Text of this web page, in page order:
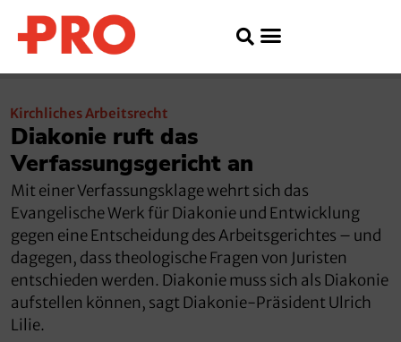
Kirchliches Arbeitsrecht
Diakonie ruft das
Verfassungsgericht an
Mit einer Verfassungsklage wehrt sich das
Evangelische Werk für Diakonie und Entwicklung
gegen eine Entscheidung des Arbeitsgerichtes – und
dagegen, dass theologische Fragen von Juristen
entschieden werden. Diakonie muss sich als Diakonie
aufstellen können, sagt Diakonie-Präsident Ulrich
Lilie.